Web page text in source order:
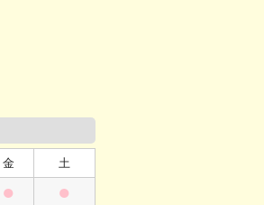
金 土
● ●